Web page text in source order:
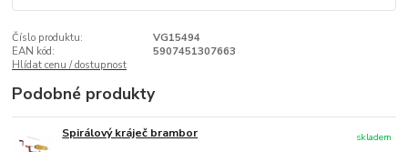
Číslo produktu:
VG15494
EAN kód:
5907451307663
Hlídat cenu / dostupnost
Podobné produkty
Spirálový kráječ brambor
skladem